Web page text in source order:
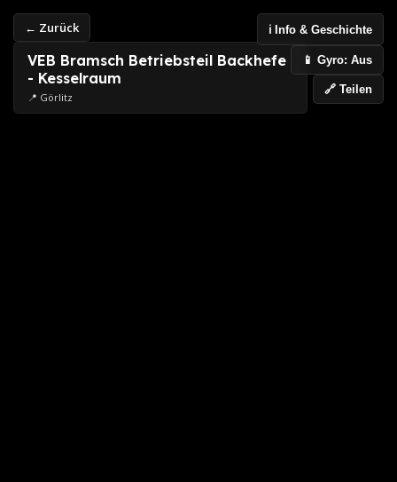
← Zurück
VEB Bramsch Betriebsteil Backhefe
- Kesselraum
📍 Görlitz
ℹ️ Info & Geschichte
📱 Gyro: Aus
🔗 Teilen